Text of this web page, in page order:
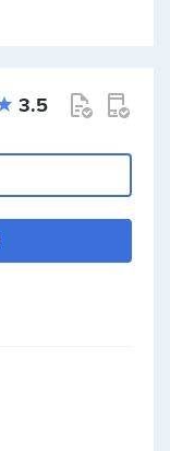
3.5